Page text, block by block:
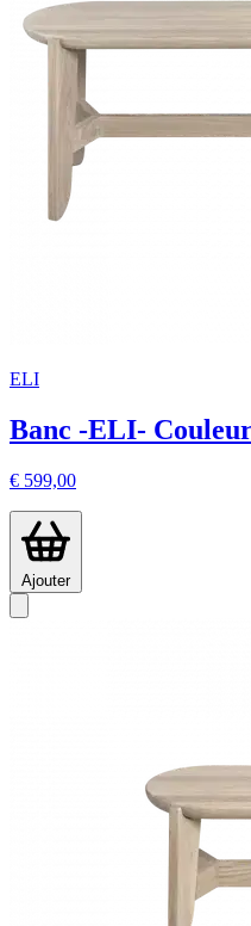
ELI
Banc -ELI-
€ 599,00
Ajouter